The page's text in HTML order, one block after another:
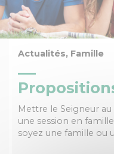
Actualités, Famille
Mettre le Seigneur
une session en
soyez une famille ou